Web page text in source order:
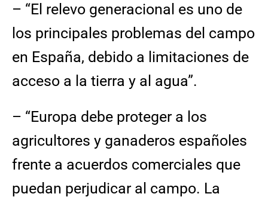
– “El relevo generacional es uno de
los principales problemas del campo
en España, debido a limitaciones de
acceso a la tierra y al agua”.
– “Europa debe proteger a los
agricultores y ganaderos españoles
frente a acuerdos comerciales que
puedan perjudicar al campo. La